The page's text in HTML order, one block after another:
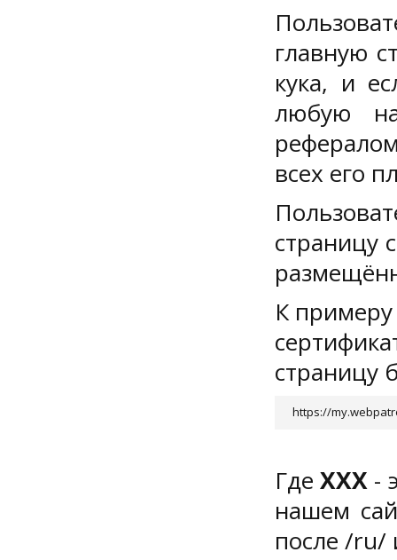
главную
кука, и
любую
всех его
страницу
К примеру
страницу
https://
ГдеXXX -
нашем
после /ru/